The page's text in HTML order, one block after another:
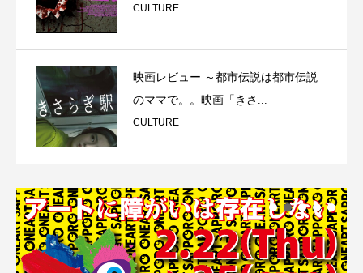
CULTURE
映画レビュー ～都市伝説は都市伝説
のママで。。映画「きさ...
CULTURE